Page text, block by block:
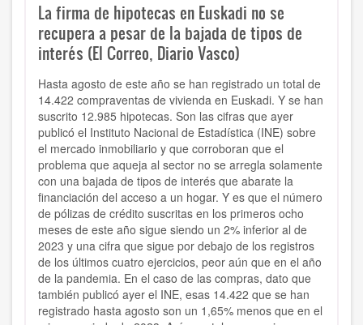
La firma de hipotecas en Euskadi no se
recupera a pesar de la bajada de tipos de
interés (El Correo, Diario Vasco)
Hasta agosto de este año se han registrado un total de
14.422 compraventas de vivienda en Euskadi. Y se han
suscrito 12.985 hipotecas. Son las cifras que ayer
publicó el Instituto Nacional de Estadística (INE) sobre
el mercado inmobiliario y que corroboran que el
problema que aqueja al sector no se arregla solamente
con una bajada de tipos de interés que abarate la
financiación del acceso a un hogar. Y es que el número
de pólizas de crédito suscritas en los primeros ocho
meses de este año sigue siendo un 2% inferior al de
2023 y una cifra que sigue por debajo de los registros
de los últimos cuatro ejercicios, peor aún que en el año
de la pandemia. En el caso de las compras, dato que
también publicó ayer el INE, esas 14.422 que se han
registrado hasta agosto son un 1,65% menos que en el